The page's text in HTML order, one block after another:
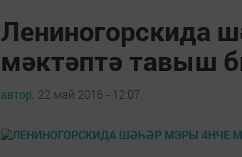
Лениногорскида
мәктәптә тавыш
автор, 22 май 2016 - 12:07